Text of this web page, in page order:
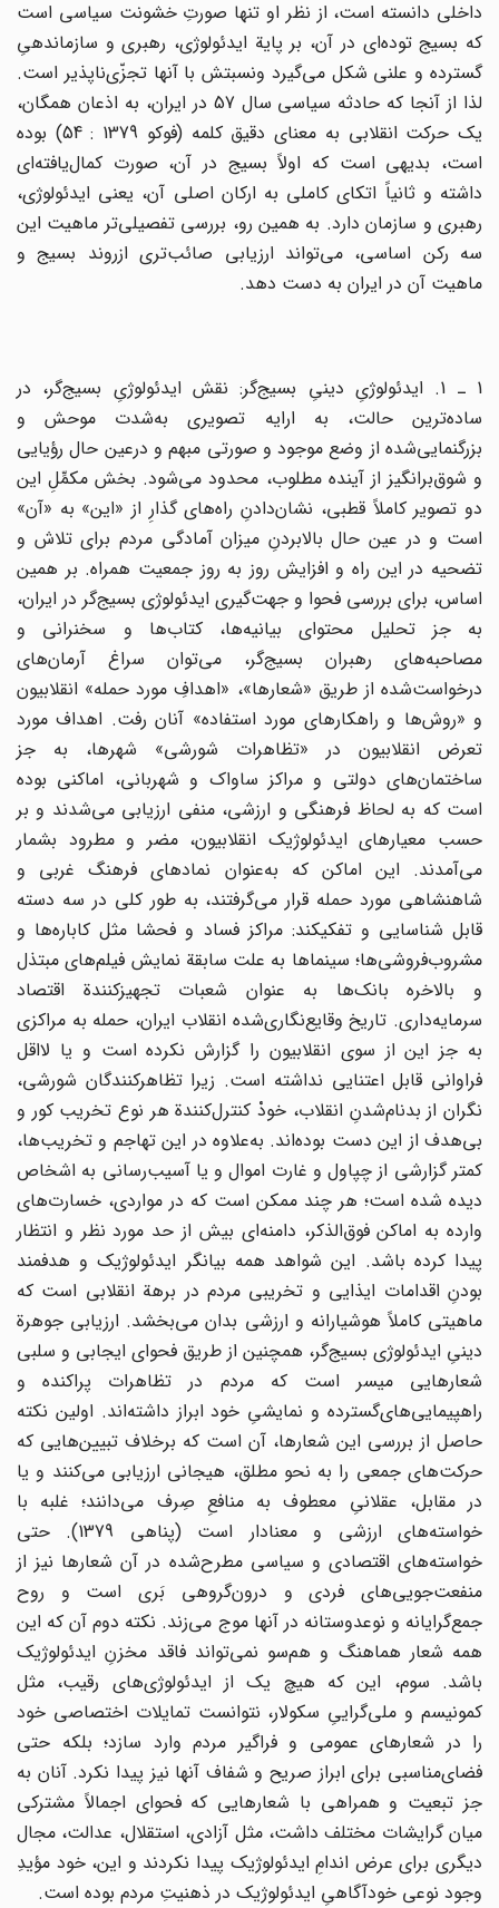
داخلی‌ دانسته‌ است‌، از نظر او تنها صورت‌ِ خشونت‌ سیاسی‌ است‌
که‌ بسیج‌ توده‌ای‌ در آن‌، بر پایة‌ ایدئولوژی‌، رهبری‌ و سازماندهی‌ِ
گسترده‌ و علنی‌ شکل‌ می‌گیرد ونسبتش‌ با آنها تجزّی‌ناپذیر است‌.
لذا از آنجا که‌ حادثه سیاسی‌ سال‌ 57 در ایران‌، به‌ اذعان‌ همگان‌،
یک‌ حرکت‌ انقلابی‌ به‌ معنای‌ دقیق ‌کلمه‌ (فوکو 1379 : 54) بوده‌
است‌، بدیهی‌ است‌ که‌ اولاً بسیج‌ در آن‌، صورت‌ کمال‌یافته‌ای‌
داشته‌ و ثانیاً اتکای‌ کاملی‌ به‌ ارکان‌ اصلی‌ آن‌، یعنی‌ ایدئولوژی‌،
رهبری‌ و سازمان‌ دارد. به‌ همین‌ رو، بررسی‌ تفصیلی‌تر ماهیت‌ این‌
سه‌ رکن‌ اساسی‌، می‌تواند ارزیابی‌ صائب‌تری‌ ازروند بسیج‌ و
ماهیت‌ آن‌ در ایران‌ به‌ دست‌ دهد.
1 ـ 1. ایدئولوژی‌ِ دینی‌ِ بسیج‌گر: نقش‌ ایدئولوژیِ بسیج‌گر، در
ساده‌ترین‌ حالت‌، به‌ ارایه تصویری‌ به‌شدت‌ موحش‌ و
بزرگنمایی‌شده‌ از وضع‌ موجود و صورتی‌ مبهم‌ و درعین‌ حال‌ رؤیایی‌
و شوق‌برانگیز از آینده مطلوب‌، محدود می‌شود. بخش‌ مکمِّلِ این‌
دو تصویر کاملاً قطبی‌، نشان‌دادن‌ِ راه‌های‌ گذارِ از «این‌» به‌ «آن‌»
است‌ و در عین‌ حال‌ بالابردن‌ِ میزان‌ آمادگی‌ مردم‌ برای‌ تلاش‌ و
تضحیه‌ در این‌ راه‌ و افزایش‌ روز به‌ روز جمعیت‌ همراه‌. بر همین‌
اساس‌، برای‌ بررسی‌ فحوا و جهت‌گیری‌ ایدئولوژی‌ بسیج‌گر در ایران‌،
به‌ جز تحلیل‌ محتوای‌ بیانیه‌ها، کتاب‌ها و سخنرانی‌ و
مصاحبه‌های‌ رهبران‌ بسیج‌گر، می‌توان‌ سراغ‌ آرمان‌های‌
درخواست‌شده‌ از طریق‌ «شعارها»، «اهداف‌ِ مورد حمله» انقلابیون‌
و «روش‌ها و راهکارهای‌ مورد استفاده» آنان‌ رفت‌. اهداف‌ مورد
تعرض‌ انقلابیون‌ در «تظاهرات‌ شورشی‌» شهرها، به‌ جز
ساختمان‌های‌ دولتی‌ و مراکز ساواک‌ و شهربانی‌، اماکنی‌ بوده‌
است‌ که‌ به‌ لحاظ‌ فرهنگی‌ و ارزشی‌، منفی‌ ارزیابی‌ می‌شدند و بر
حسب‌ معیارهای‌ ایدئولوژیک‌ انقلابیون‌، مضر و مطرود بشمار
می‌آمدند. این‌ اماکن‌ که‌ به‌عنوان‌ نمادهای‌ فرهنگ‌ غربی‌ و
شاهنشاهی‌ مورد حمله‌ قرار می‌گرفتند، به‌ طور کلی‌ در سه‌ دسته‌
قابل‌ شناسایی‌ و تفکیکند: مراکز فساد و فحشا مثل‌ کاباره‌ها و
مشروب‌فروشی‌ها؛ سینماها به‌ علت‌ سابقة‌ نمایش ‌فیلم‌های‌ مبتذل‌
و بالاخره‌ بانک‌ها به‌ عنوان‌ شعبات‌ تجهیزکنندة‌ اقتصاد
سرمایه‌داری‌. تاریخ‌ وقایع‌نگاری‌شده انقلاب‌ ایران‌، حمله‌ به ‌مراکزی‌
به‌ جز این‌ از سوی‌ انقلابیون‌ را گزارش‌ نکرده‌ است‌ و یا لااقل‌
فراوانی‌ قابل‌ اعتنایی‌ نداشته‌ است‌. زیرا تظاهرکنندگان‌ شورشی‌،
نگران‌ از بدنام‌شدنِ انقلاب‌، خودْ کنترل‌کنندة‌ هر نوع‌ تخریب‌ کور و
بی‌هدف‌ از این‌ دست‌ بوده‌اند. به‌علاوه‌ در این‌ تهاجم‌ و تخریب‌ها،
کمتر گزارشی‌ از چپاول‌ و غارت‌ اموال‌ و یا آسیب‌رسانی‌ به‌ اشخاص‌
دیده‌ شده‌ است‌؛ هر چند ممکن‌ است‌ که‌ در مواردی‌، خسارت‌های
‌وارده‌ به‌ اماکن‌ فوق‌الذکر، دامنه‌ای‌ بیش‌ از حد مورد نظر و انتظار
پیدا کرده‌ باشد. این‌ شواهد همه‌ بیانگر ایدئولوژیک‌ و هدفمند
بودنِ اقدامات‌ ایذایی‌ و تخریبی‌ مردم‌ در برهة‌ انقلابی‌ است‌ که‌
ماهیتی‌ کاملاً هوشیارانه‌ و ارزشی‌ بدان‌ می‌بخشد. ارزیابی‌ جوهرة‌
دینیِ ایدئولوژی‌ بسیج‌گر، همچنین‌ از طریق‌ فحوای‌ ایجابی‌ و سلبی‌
شعارهایی‌ میسر است‌ که‌ مردم‌ در تظاهرات‌ پراکنده‌ و
راهپیمایی‌های‌گسترده‌ و نمایشیِ خود ابراز داشته‌اند. اولین‌ نکته
حاصل‌ از بررسی‌ این‌ شعارها، آن‌ است‌ که‌ برخلاف‌ تبیین‌هایی‌ که‌
حرکت‌های‌ جمعی‌ را به‌ نحو مطلق‌، هیجانی‌ ارزیابی‌ می‌کنند و یا
در مقابل‌، عقلانیِ معطوف‌ به‌ منافعِ صِرف می‌دانند؛ غلبه‌ با
خواسته‌های‌ ارزشی‌ و معنادار است (پناهی‌ 1379). حتی‌
خواسته‌های‌ اقتصادی‌ و سیاسی‌ مطرح‌شده‌ در آن‌ شعارها نیز از
منفعت‌جویی‌های‌ فردی‌ و درون‌گروهی‌ بَری‌ است‌ و روح‌
جمع‌گرایانه‌ و نوعدوستانه‌ در آنها موج‌ می‌زند. نکته دوم‌ آن‌ که‌ این‌
همه‌ شعار هماهنگ‌ و هم‌سو نمی‌تواند فاقد مخزنِ ایدئولوژیک‌
باشد. سوم‌، این‌ که‌ هیچ‌ یک‌ از ایدئولوژی‌های‌ رقیب‌، مثل‌
کمونیسم‌ و ملی‌گراییِ سکولار، نتوانست‌ تمایلات‌ اختصاصی‌ خود
را در شعارهای‌ عمومی‌ و فراگیر مردم‌ وارد سازد؛ بلکه‌ حتی‌
فضای‌مناسبی‌ برای‌ ابراز صریح‌ و شفاف‌ آنها نیز پیدا نکرد. آنان‌ به‌
جز تبعیت‌ و همراهی‌ با شعارهایی‌ که‌ فحوای‌ اجمالاً مشترکی‌
میان‌ گرایشات‌ مختلف‌ داشت‌، مثل‌ آزادی‌، استقلال‌، عدالت‌، مجال‌
دیگری‌ برای‌ عرض‌ اندام‌ِ ایدئولوژیک‌ پیدا نکردند و این‌، خود مؤیدِ
وجود نوعی‌ خودآگاهیِ ایدئولوژیک‌ در ذهنیت‌ِ مردم‌ بوده‌ است.